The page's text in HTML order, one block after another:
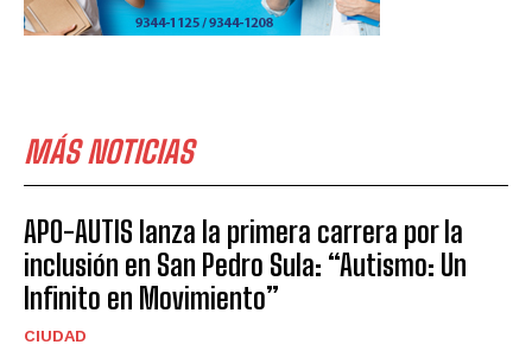
MÁS NOTICIAS
APO-AUTIS lanza la primera carrera por la
inclusión en San Pedro Sula: “Autismo: Un
Infinito en Movimiento”
CIUDAD